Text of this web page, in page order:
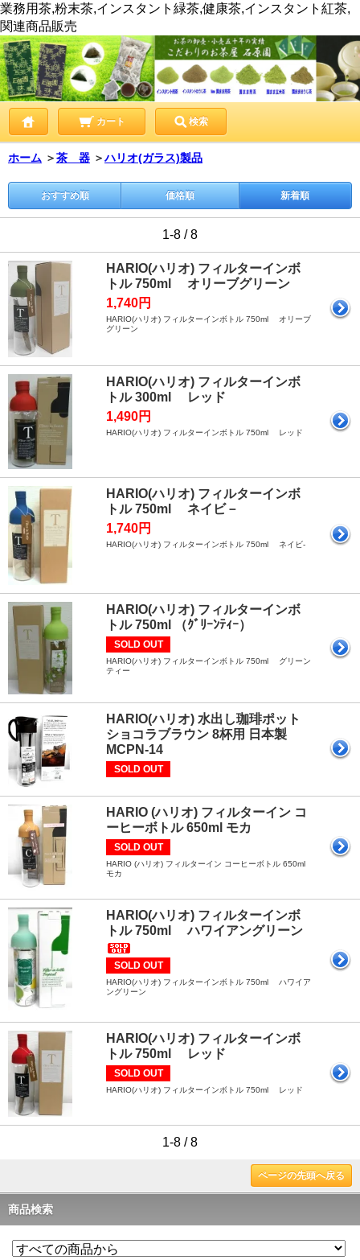
業務用茶,粉末茶,インスタント緑茶,健康茶,インスタント紅茶,
関連商品販売
カート 検索
ホーム ＞茶 器 ＞ハリオ(ガラス)製品
おすすめ順 価格順 新着順
1-8 / 8
HARIO(ハリオ) フィルターインボ
トル 750ml オリーブグリーン
1,740円
HARIO(ハリオ) フィルターインボトル 750ml オリーブ
グリーン
HARIO(ハリオ) フィルターインボ
トル 300ml レッド
1,490円
HARIO(ハリオ) フィルターインボトル 750ml レッド
HARIO(ハリオ) フィルターインボ
トル 750ml ネイビ－
1,740円
HARIO(ハリオ) フィルターインボトル 750ml ネイビ-
HARIO(ハリオ) フィルターインボ
トル 750ml （ｸﾞﾘｰﾝﾃｨｰ）
SOLD OUT
HARIO(ハリオ) フィルターインボトル 750ml グリーン
ティー
HARIO(ハリオ) 水出し珈琲ポット
ショコラブラウン 8杯用 日本製
MCPN-14
SOLD OUT
HARIO (ハリオ) フィルターイン コ
ーヒーボトル 650ml モカ
SOLD OUT
HARIO (ハリオ) フィルターイン コーヒーボトル 650ml
モカ
HARIO(ハリオ) フィルターインボ
トル 750ml ハワイアングリーン
SOLD OUT
HARIO(ハリオ) フィルターインボトル 750ml ハワイア
ングリーン
HARIO(ハリオ) フィルターインボ
トル 750ml レッド
SOLD OUT
HARIO(ハリオ) フィルターインボトル 750ml レッド
1-8 / 8
ページの先頭へ戻る
商品検索